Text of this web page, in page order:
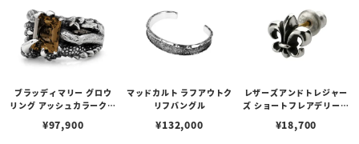
ブラッディマリー グロウ
リング アッシュカラークォ
¥97,900
マッドカルト ラフアウトク
リフバングル
¥132,000
レザーズアンドトレジャー
ズ ショートフレアデリース
¥18,700